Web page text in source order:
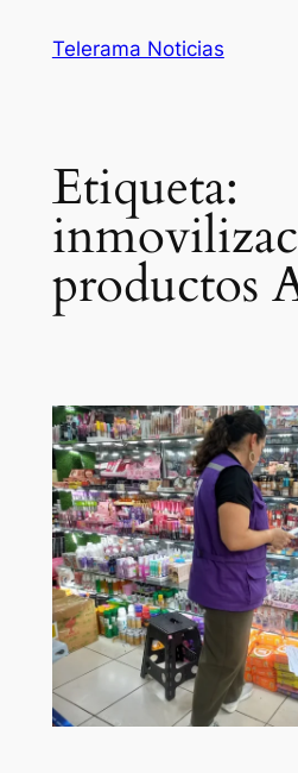
Telerama Noticias
Etiqueta:
productos